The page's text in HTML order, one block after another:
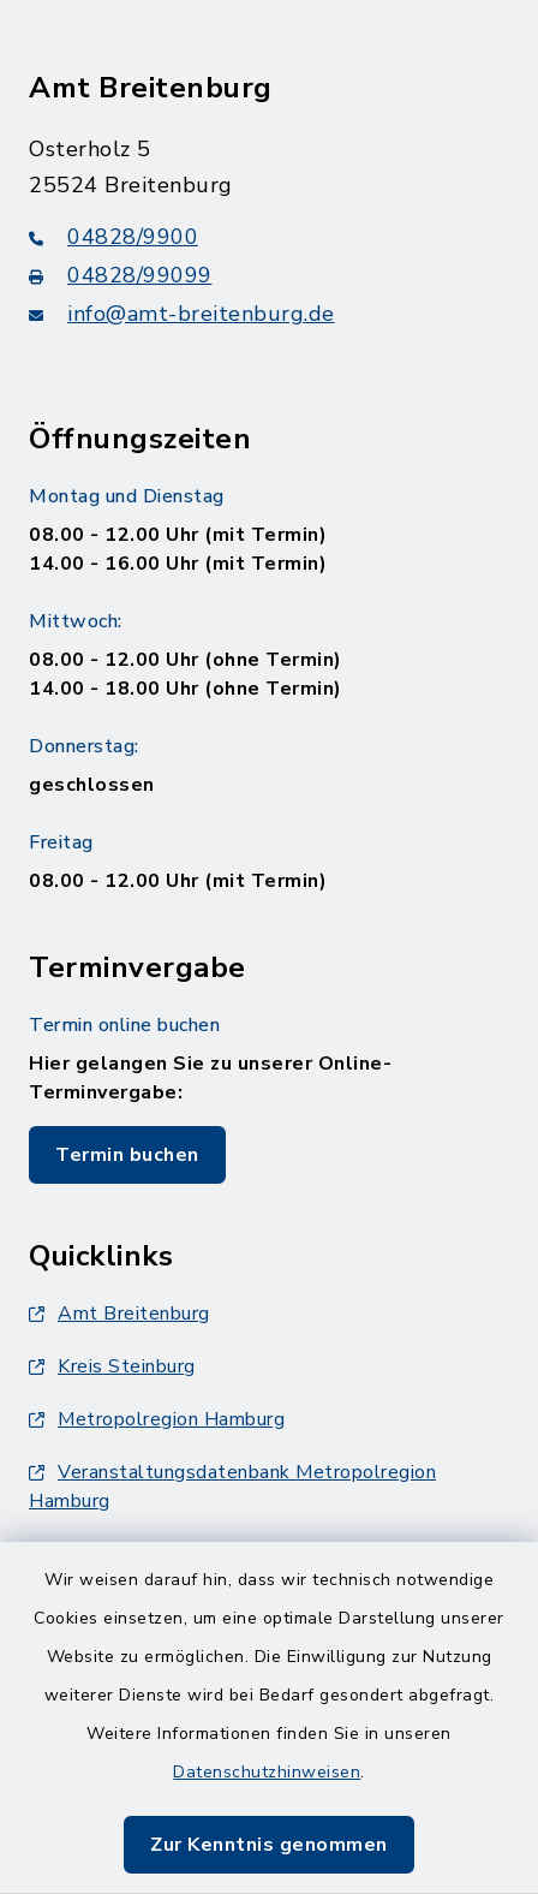
Wir weisen darauf hin, dass wir technisch notwendige
Cookies einsetzen, um eine optimale Darstellung unserer
Website zu ermöglichen. Die Einwilligung zur Nutzung
weiterer Dienste wird bei Bedarf gesondert abgefragt.
Weitere Informationen finden Sie in unseren
Datenschutzhinweisen.
Zur Kenntnis genommen
Amt Breitenburg
Osterholz 5
25524 Breitenburg
04828/9900
04828/99099
info@amt-breitenburg.de
Öffnungszeiten
Montag und Dienstag
08.00 - 12.00 Uhr (mit Termin)
14.00 - 16.00 Uhr (mit Termin)
Mittwoch:
08.00 - 12.00 Uhr (ohne Termin)
14.00 - 18.00 Uhr (ohne Termin)
Donnerstag:
geschlossen
Freitag
08.00 - 12.00 Uhr (mit Termin)
Terminvergabe
Termin online buchen
Hier gelangen Sie zu unserer Online-
Terminvergabe:
Termin buchen
Quicklinks
Amt Breitenburg
Kreis Steinburg
Metropolregion Hamburg
Veranstaltungsdatenbank Metropolregion
Hamburg
Barrierefreiheit
Impressum